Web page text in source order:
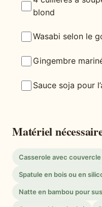
blond
Wasabi selon le
Gingembre
Sauce soja pour
Matériel
Casserole avec couvercle
Spatule en bois ou en
Natte en bambou pour